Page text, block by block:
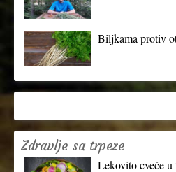
Biljkama protiv
Zdravlje sa trpeze
Lekovito cveće u